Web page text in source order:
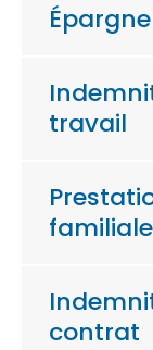
travail
contrat